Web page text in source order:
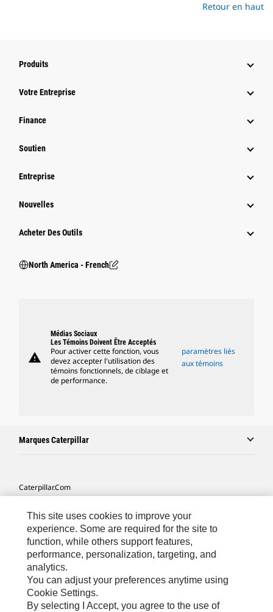
Retour en haut
Produits
Votre Entreprise
Finance
Soutien
Entreprise
Nouvelles
Acheter Des Outils
North America - French
warning
Médias Sociaux
Les Témoins Doivent Être Acceptés
Pour activer cette fonction, vous
devez accepter l'utilisation des
témoins fonctionnels, de ciblage et
de performance.
paramètres liés
aux témoins
Marques Caterpillar
Caterpillar.com
Mes Préférences Marketing
Plan Du Site
Cookie Settings
Légales
Confidentialité
This site uses cookies to improve your
experience. Some are required for the site to
function, while others support features,
performance, personalization, targeting, and
analytics.
You can adjust your preferences anytime using
Cookie Settings.
By selecting I Accept, you agree to the use of